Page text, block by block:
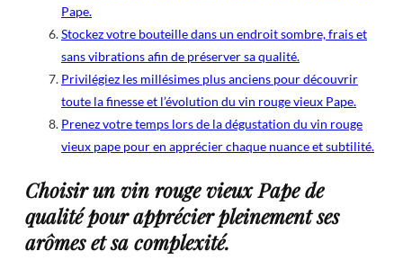
Pape.
Stockez votre bouteille dans un endroit sombre, frais et
sans vibrations afin de préserver sa qualité.
Privilégiez les millésimes plus anciens pour découvrir
toute la finesse et l’évolution du vin rouge vieux Pape.
Prenez votre temps lors de la dégustation du vin rouge
vieux pape pour en apprécier chaque nuance et subtilité.
Choisir un vin rouge vieux Pape de
qualité pour apprécier pleinement ses
arômes et sa complexité.